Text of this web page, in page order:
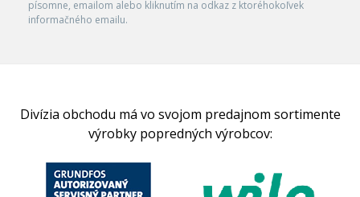
písomne, emailom alebo kliknutím na odkaz z ktoréhokoľvek
informačného emailu.
Divízia obchodu má vo svojom predajnom sortimente
výrobky popredných výrobcov: